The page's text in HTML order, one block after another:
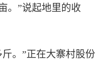
。”说起地里的收
。”正在大寨村股份